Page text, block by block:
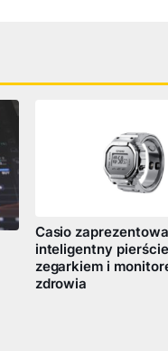
Casio
inteligentny
zegarkiem i
zdrowia